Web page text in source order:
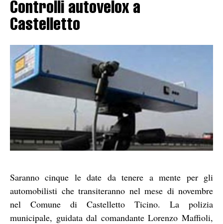
Controlli autovelox a
Castelletto
Saranno cinque le date da tenere a mente per gli
automobilisti che transiteranno nel mese di novembre
nel Comune di Castelletto Ticino. La polizia
municipale, guidata dal comandante Lorenzo Maffioli,